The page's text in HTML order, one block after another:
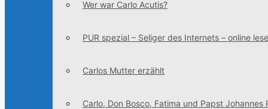
Wer war Carlo Acutis?
PUR spezial – Seliger des Internets – online
Carlos Mutter erzählt
Carlo, Don Bosco, Fatima und Papst Johannes